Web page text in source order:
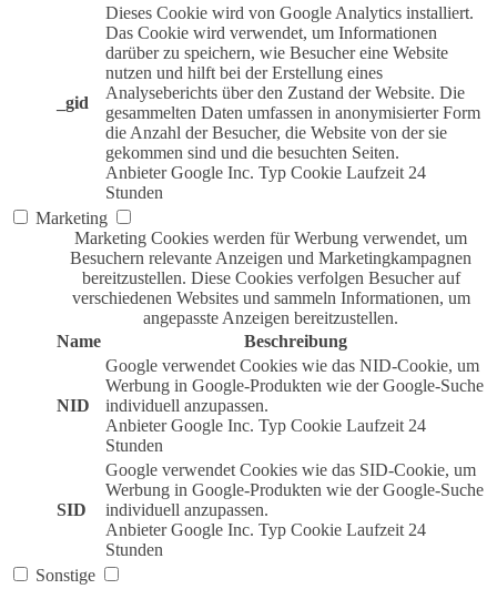
_gid
Dieses Cookie wird von Google Analytics installiert.
Das Cookie wird verwendet, um Informationen
darüber zu speichern, wie Besucher eine Website
nutzen und hilft bei der Erstellung eines
Analyseberichts über den Zustand der Website. Die
gesammelten Daten umfassen in anonymisierter Form
die Anzahl der Besucher, die Website von der sie
gekommen sind und die besuchten Seiten.
Anbieter Google Inc. Typ Cookie Laufzeit 24
Stunden
Marketing
Marketing Cookies werden für Werbung verwendet, um
Besuchern relevante Anzeigen und Marketingkampagnen
bereitzustellen. Diese Cookies verfolgen Besucher auf
verschiedenen Websites und sammeln Informationen, um
angepasste Anzeigen bereitzustellen.
Name
Beschreibung
NID
Google verwendet Cookies wie das NID-Cookie, um
Werbung in Google-Produkten wie der Google-Suche
individuell anzupassen.
Anbieter Google Inc. Typ Cookie Laufzeit 24
Stunden
SID
Google verwendet Cookies wie das SID-Cookie, um
Werbung in Google-Produkten wie der Google-Suche
individuell anzupassen.
Anbieter Google Inc. Typ Cookie Laufzeit 24
Stunden
Sonstige